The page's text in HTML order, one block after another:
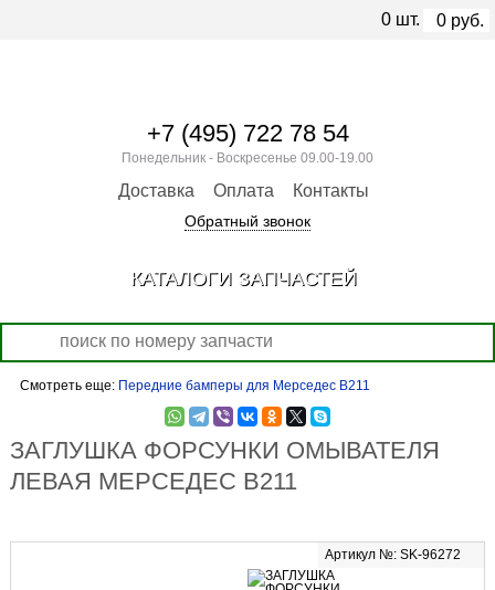
Смотреть еще: Передние бамперы для Мерседес В211
ЗАГЛУШКА ФОРСУНКИ ОМЫВАТЕЛЯ
ЛЕВАЯ МЕРСЕДЕС В211
Артикул №: SK-96272
+7 (495) 722 78 54
Понедельник - Воскресенье 09.00-19.00
Доставка Оплата Контакты
Обратный звонок
0 шт. 0 руб.
КАТАЛОГИ ЗАПЧАСТЕЙ